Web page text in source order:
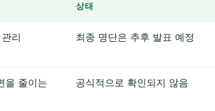
상태
리 최종 명단은 추후 발표 예정
을 줄이는
공식적으로 확인되지 않음